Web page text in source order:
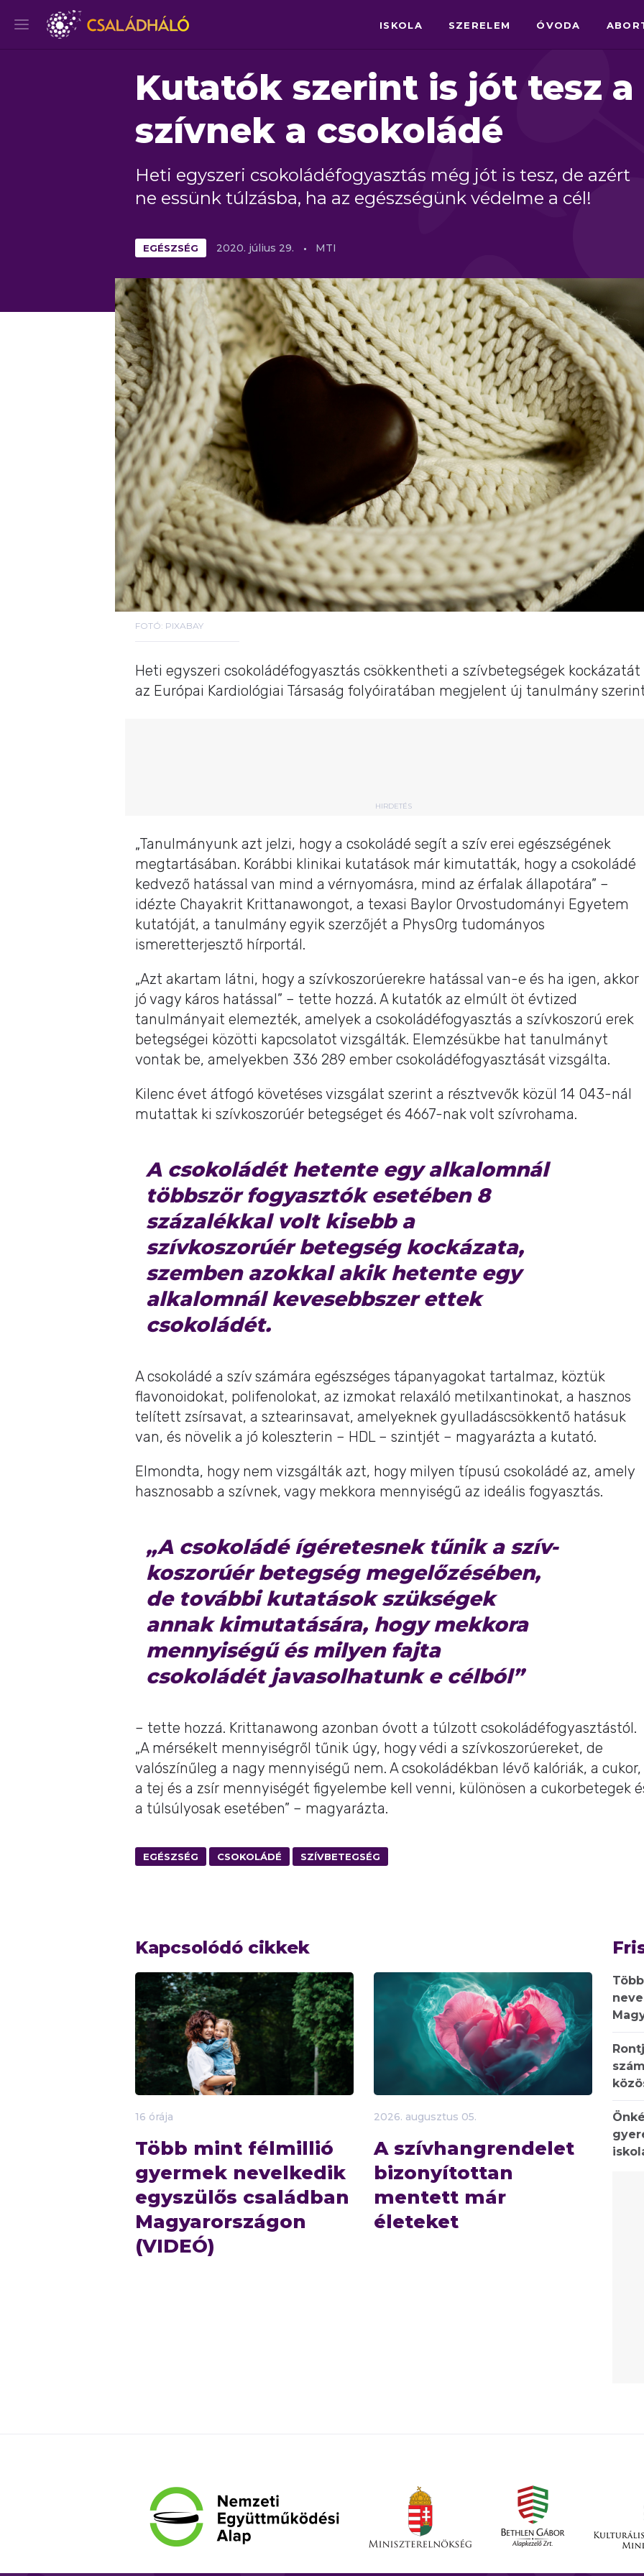
ISKOLA SZERELEM ÓVODA
Kutatók szerint is jót tesz a
szívnek a csokoládé
Heti egyszeri csokoládéfogyasztás még jót is tesz, de azért
ne essünk túlzásba, ha az egészségünk védelme a cél!
EGÉSZSÉG 2020. július 29. MTI
FOTÓ: PIXABAY
Heti egyszeri csokoládéfogyasztás csökkentheti a szívbetegségek kockázatát
az Európai Kardiológiai Társaság folyóiratában megjelent új tanulmány
HIRDETÉS
„Tanulmányunk azt jelzi, hogy a csokoládé segít a szív erei egészségének
megtartásában. Korábbi klinikai kutatások már kimutatták, hogy a csokoládé
kedvező hatással van mind a vérnyomásra, mind az érfalak állapotára” –
idézte Chayakrit Krittanawongot, a texasi Baylor Orvostudományi Egyetem
kutatóját, a tanulmány egyik szerzőjét a PhysOrg tudományos
ismeretterjesztő hírportál.
„Azt akartam látni, hogy a szívkoszorúerekre hatással van-e és ha igen, akkor
jó vagy káros hatással” – tette hozzá. A kutatók az elmúlt öt évtized
tanulmányait elemezték, amelyek a csokoládéfogyasztás a szívkoszorú erek
betegségei közötti kapcsolatot vizsgálták. Elemzésükbe hat tanulmányt
vontak be, amelyekben 336 289 ember csokoládéfogyasztását vizsgálta.
Kilenc évet átfogó követéses vizsgálat szerint a résztvevők közül 14 043-nál
mutattak ki szívkoszorúér betegséget és 4667-nak volt szívrohama.
A csokoládét hetente egy alkalomnál
többször fogyasztók esetében 8
százalékkal volt kisebb a
szívkoszorúér betegség kockázata,
szemben azokkal akik hetente egy
alkalomnál kevesebbszer ettek
csokoládét.
A csokoládé a szív számára egészséges tápanyagokat tartalmaz, köztük
flavonoidokat, polifenolokat, az izmokat relaxáló metilxantinokat, a hasznos
telített zsírsavat, a sztearinsavat, amelyeknek gyulladáscsökkentő hatásuk
van, és növelik a jó koleszterin – HDL – szintjét – magyarázta a kutató.
Elmondta, hogy nem vizsgálták azt, hogy milyen típusú csokoládé az, amely
hasznosabb a szívnek, vagy mekkora mennyiségű az ideális fogyasztás.
„A csokoládé ígéretesnek tűnik a szív-
koszorúér betegség megelőzésében,
de további kutatások szükségek
annak kimutatására, hogy mekkora
mennyiségű és milyen fajta
csokoládét javasolhatunk e célból”
– tette hozzá. Krittanawong azonban óvott a túlzott csokoládéfogyasztástól.
„A mérsékelt mennyiségről tűnik úgy, hogy védi a szívkoszorúereket, de
valószínűleg a nagy mennyiségű nem. A csokoládékban lévő kalóriák, a cukor,
a tej és a zsír mennyiségét figyelembe kell venni, különösen a cukorbetegek
a túlsúlyosak esetében” – magyarázta.
EGÉSZSÉG CSOKOLÁDÉ SZÍVBETEGSÉG
Kapcsolódó cikkek
16 órája
Több mint félmillió
gyermek nevelkedik
egyszülős családban
Magyarországon
(VIDEÓ)
2026. augusztus 05.
A szívhangrendelet
bizonyítottan
mentett már
életeket